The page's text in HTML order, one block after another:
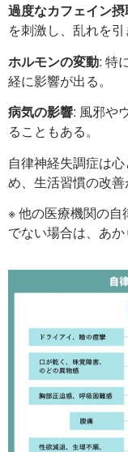
過度なカフェイン摂
を刺激し、乱れを引
ホルモンの変動: 特
経に影響が出る。
病気の影響: 風邪や
ることもある。
自律神経失調症は
め、生活習慣の改善
※ 他の医療機関の
でない場合は、あか